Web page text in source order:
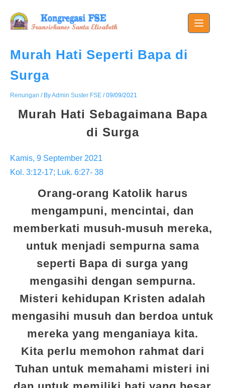
content
Murah Hati Seperti Bapa di
Surga
Renungan / ByAdmin Suster FSE /09/09/2021
Murah Hati Sebagaimana Bapa
di Surga
Kamis, 9 September 2021
Kol. 3:12-17; Luk. 6:27- 38
Orang-orang Katolik harus
mengampuni, mencintai, dan
memberkati musuh-musuh mereka,
untuk menjadi sempurna sama
seperti Bapa di surga yang
mengasihi dengan sempurna.
Misteri kehidupan Kristen adalah
mengasihi musuh dan berdoa untuk
mereka yang menganiaya kita.
Kita perlu memohon rahmat dari
Tuhan untuk memahami misteri ini